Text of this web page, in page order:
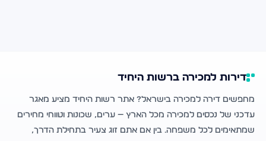
דירות למכירה ברשות היחיד
מחפשים דירה למכירה בישראל? אתר רשות היחיד מציע מאגר
עדכני של נכסים למכירה מכל הארץ — ערים, שכונות וטווחי מחירים
שמתאימים לכל משפחה. בין אם אתם זוג צעיר בתחילת הדרך,